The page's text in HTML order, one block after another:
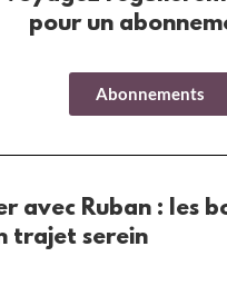
pour un
Abonnements
avec Ruban : les
trajet serein